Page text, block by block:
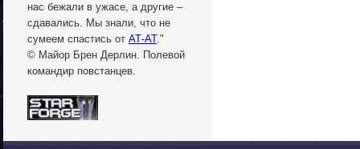
нас бежали в ужасе, а другие –
сдавались. Мы знали, что не
сумеем спастись от АТ-АТ."
© Майор Брен Дерлин. Полевой
командир повстанцев.